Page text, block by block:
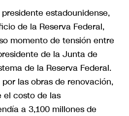
estadounidense,
de la Reserva Federal,
momento de tensión entre
de la Junta de
de la Reserva Federal.
las obras de renovación,
el costo de las
a 3,100 millones de